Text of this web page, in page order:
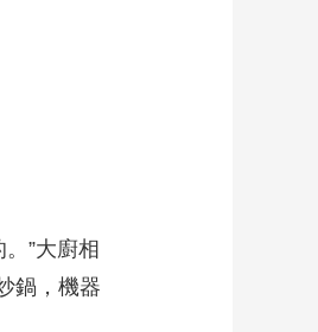
”大廚相
鍋，機器